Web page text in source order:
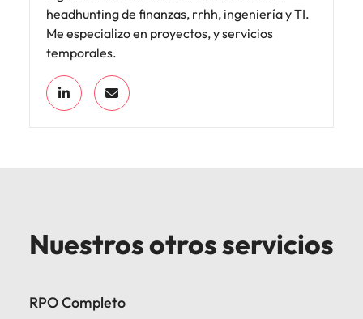
headhunting de finanzas, rrhh, ingeniería y TI.
Me especializo en proyectos, y servicios
temporales.
Nuestros otros servicios
RPO Completo